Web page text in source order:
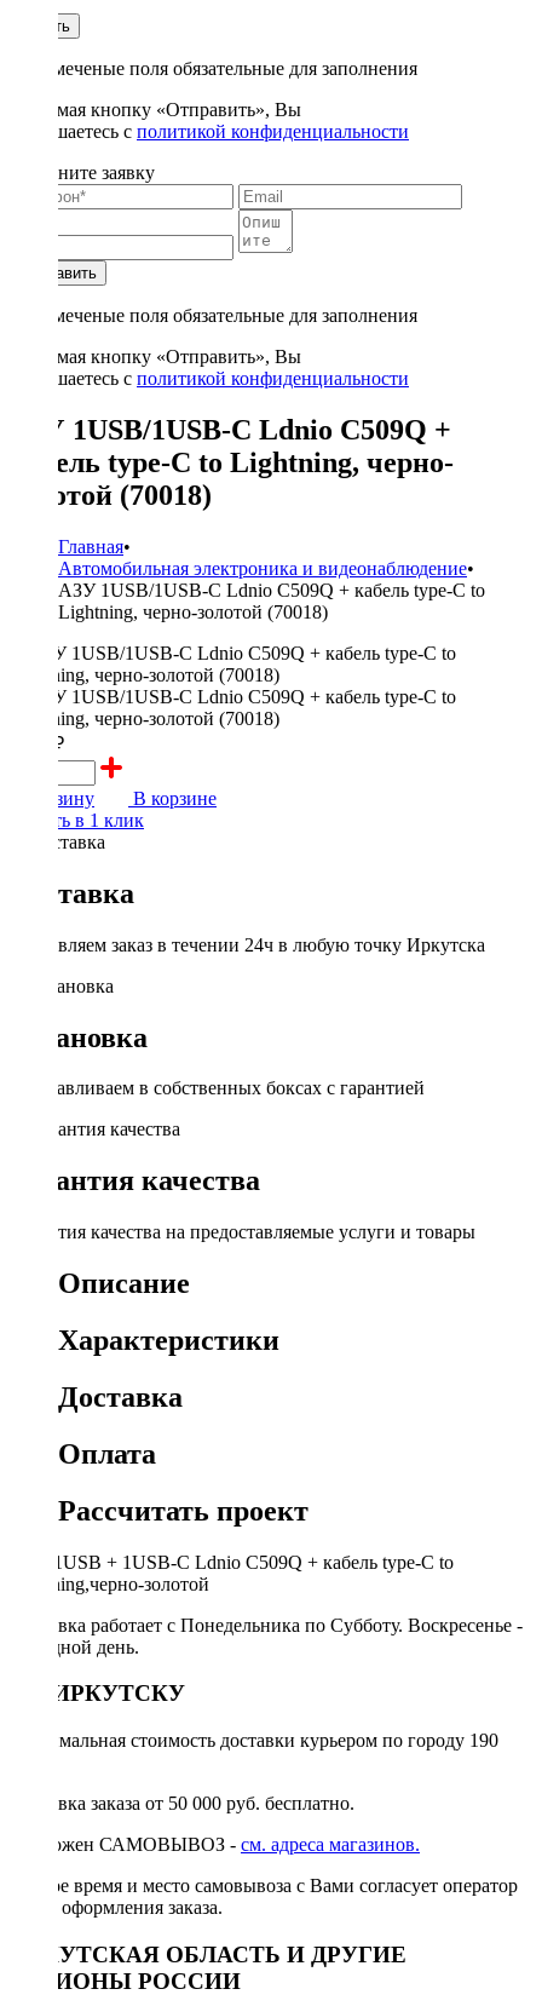
Купить
* - отмеченые поля обязательные для заполнения
Нажимая кнопку «Отправить», Вы
соглашаетесь с политикой конфиденциальности
Заполните заявку
Отправить
* - отмеченые поля обязательные для заполнения
Нажимая кнопку «Отправить», Вы
соглашаетесь с политикой конфиденциальности
АЗУ 1USB/1USB-C Ldnio C509Q +
кабель type-C to Lightning, черно-
золотой (70018)
Главная•
Автомобильная электроника и видеонаблюдение•
АЗУ 1USB/1USB-C Ldnio C509Q + кабель type-C to
Lightning, черно-золотой (70018)
1100 ₽
В корзину
В корзине
Купить в 1 клик
Доставка
Доставляем заказ в течении 24ч в любую точку Иркутска
Установка
Устанавливаем в собственных боксах с гарантией
Гарантия качества
Гарантия качества на предоставляемые услуги и товары
Описание
Характеристики
Доставка
Оплата
Рассчитать проект
АЗУ-1USB + 1USB-C Ldnio C509Q + кабель type-C to
Lightning,черно-золотой
Доставка работает с Понедельника по Субботу. Воскресенье -
выходной день.
ПО ИРКУТСКУ
Минимальная стоимость доставки курьером по городу 190
Доставка заказа от 50 000 руб. бесплатно.
Возможен САМОВЫВОЗ - см. адреса магазинов.
Точное время и место самовывоза с Вами согласует оператор
после оформления заказа.
ИРКУТСКАЯ ОБЛАСТЬ И ДРУГИЕ
РЕГИОНЫ РОССИИ